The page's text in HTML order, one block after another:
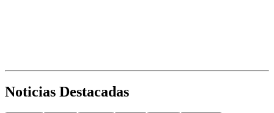
Noticias Destacadas